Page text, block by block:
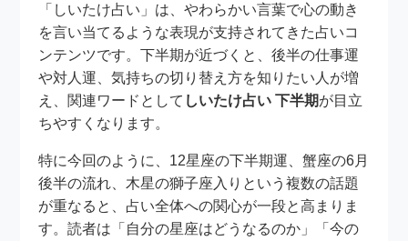
「しいたけ占い」は、やわらかい言葉で心の動き
を言い当てるような表現が支持されてきた占いコ
ンテンツです。下半期が近づくと、後半の仕事運
や対人運、気持ちの切り替え方を知りたい人が増
え、関連ワードとして しいたけ占い 下半期が目立
ちやすくなります。
特に今回のように、12星座の下半期運、蟹座の6月
後半の流れ、木星の獅子座入りという複数の話題
が重なると、占い全体への関心が一段と高まりま
す。読者は「自分の星座はどうなるのか」「今の